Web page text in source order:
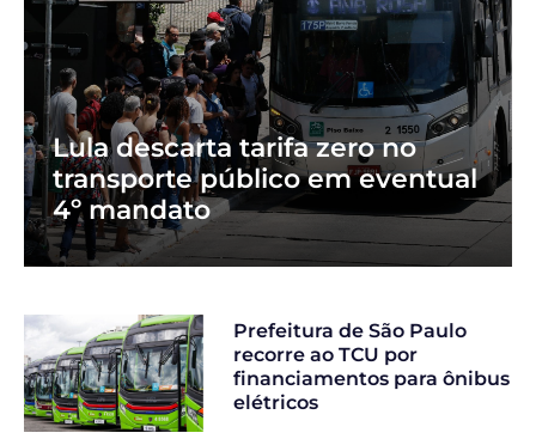
Lula descarta tarifa zero no
transporte público em eventual
4º mandato
Prefeitura de São Paulo
recorre ao TCU por
financiamentos para ônibus
elétricos